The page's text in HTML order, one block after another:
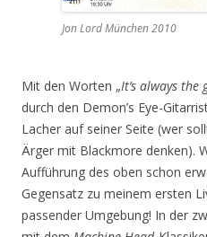
Jon Lord München 2010
Mit den Worten „It’s always the
durch den Demon’s Eye-
Lacher auf seiner Seite (wer
Ärger mit Blackmore denken).
Aufführung des oben schon
Gegensatz zu meinem ersten
passender Umgebung! In der